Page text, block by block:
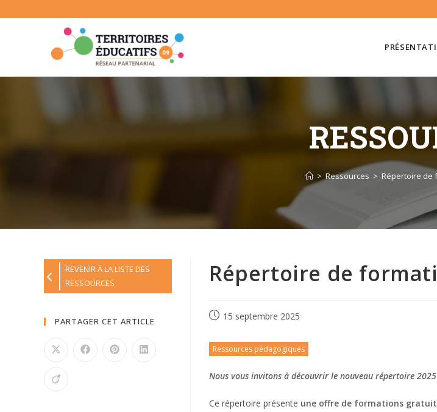
to
> Ressources > Répertoire de
Répertoire de
15 septembre 2025
Ressources pédagogiques
Nous vous invitons à découvrir le nouveau répertoire
Ce répertoire présente une offre de formations
REVENIR À LA LISTE DES
RESSOURCES
PARTAGER CET ARTICLE